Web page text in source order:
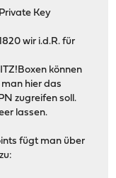
Key
wir i.d.R. für
können
hier das
zugreifen soll.
lassen.
fügt man über